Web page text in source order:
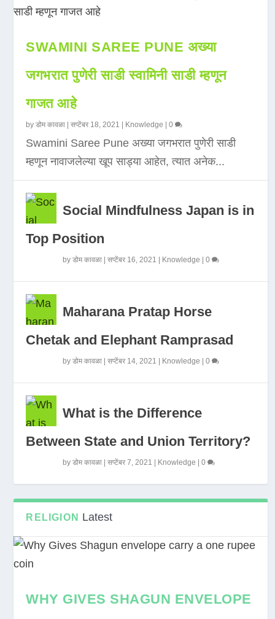
SWAMINI SAREE PUNE अख्या
जगभरात पुणेरी साडी स्वामिनी साडी म्हणून
गाजत आहे
byडोम कावळा |सप्टेंबर 18, 2021 Knowledge |0
Swamini Saree Pune अख्या जगभरात पुणेरी साडी
म्हणून नावाजलेल्या खूप साड्या आहेत, त्यात अनेक...
Social Mindfulness Japan is in
Top Position
byडोम कावळा |सप्टेंबर 16, 2021 Knowledge |0
Maharana Pratap Horse
Chetak and Elephant Ramprasad
byडोम कावळा |सप्टेंबर 14, 2021 Knowledge |0
What is the Difference
Between State and Union Territory?
byडोम कावळा |सप्टेंबर 7, 2021 Knowledge |0
RELIGION Latest
WHY GIVES SHAGUN ENVELOPE